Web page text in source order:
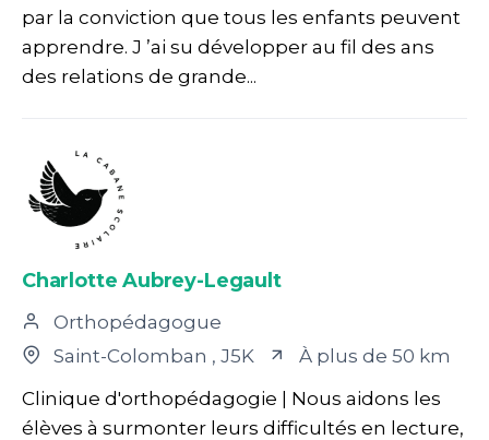
par la conviction que tous les enfants peuvent
apprendre. J ’ai su développer au fil des ans
des relations de grande...
Charlotte Aubrey-Legault
Orthopédagogue
Saint-Colomban , J5K
À plus de 50 km
Clinique d'orthopédagogie | Nous aidons les
élèves à surmonter leurs difficultés en lecture,